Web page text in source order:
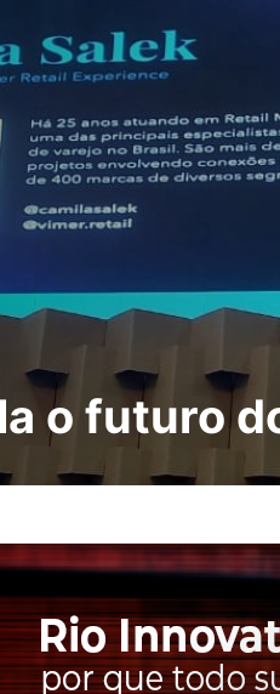
o futuro